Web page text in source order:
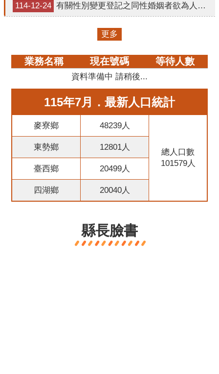
公
交
114-12-24 有關性別變更登記之同性婚姻者欲為人工生殖申請親等關 聯資料及婚姻狀況資料變更疑義1案。
更多
業務名稱 現在號碼 等待人數
資料準備中 請稍後...
115年7月．最新人口統計
麥寮鄉 48239人
總人口數
101579人
東勢鄉 12801人
臺西鄉 20499人
四湖鄉 20040人
縣長臉書